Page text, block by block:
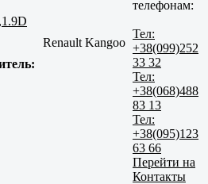
Renault Kangoo
телефонам:
Тел:
+38(099)252
33 32
Тел:
+38(068)488
83 13
Тел:
+38(095)123
63 66
Перейти на
Контакты